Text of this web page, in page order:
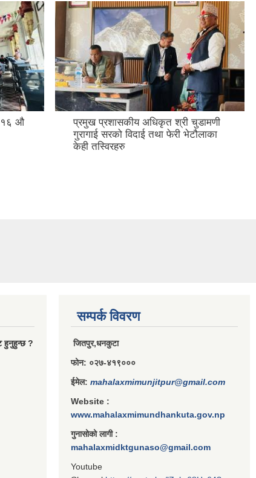
१६ औ
प्रमुख प्रशासकीय अधिकृत श्री चुडामणी
गुरागाई सरको विदाई तथा फेरी भेटौलाका
केही तस्विरहरु
हुनुहुन्छ ?
सम्पर्क विवरण
जितपुर,धनकुटा
फोन: ०२७-४१९०००
ईमेल: mahalaxmimunjitpur@gmail.com
Website :
www.mahalaxmimundhankuta.gov.np
गुनासोको लागी :
mahalaxmidktgunaso@gmail.com
Youtube